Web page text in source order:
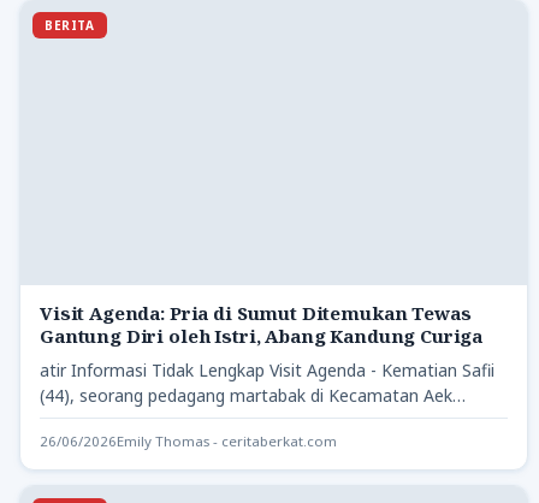
BERITA
Visit Agenda: Pria di Sumut Ditemukan Tewas
Gantung Diri oleh Istri, Abang Kandung Curiga
atir Informasi Tidak Lengkap Visit Agenda - Kematian Safii
(44), seorang pedagang martabak di Kecamatan Aek
Songsongan, Kabupaten…
26/06/2026Emily Thomas - ceritaberkat.com